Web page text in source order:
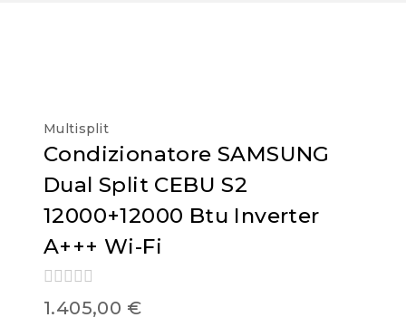
Multisplit
Condizionatore SAMSUNG
Dual Split CEBU S2
12000+12000 Btu Inverter
A+++ Wi-Fi
0
out
1.405,00 €